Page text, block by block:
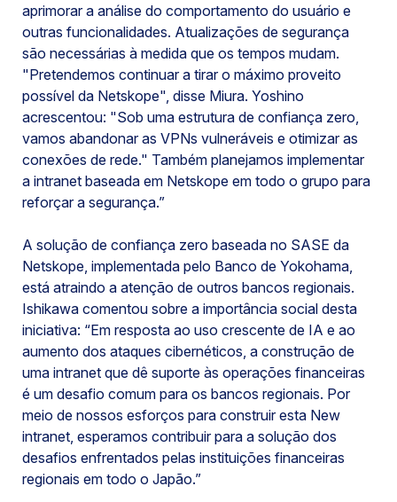
aprimorar a análise do comportamento do usuário e
outras funcionalidades. Atualizações de segurança
são necessárias à medida que os tempos mudam.
"Pretendemos continuar a tirar o máximo proveito
possível da Netskope", disse Miura. Yoshino
acrescentou: "Sob uma estrutura de confiança zero,
vamos abandonar as VPNs vulneráveis e otimizar as
conexões de rede." Também planejamos implementar
a intranet baseada em Netskope em todo o grupo para
reforçar a segurança.”
A solução de confiança zero baseada no SASE da
Netskope, implementada pelo Banco de Yokohama,
está atraindo a atenção de outros bancos regionais.
Ishikawa comentou sobre a importância social desta
iniciativa: “Em resposta ao uso crescente de IA e ao
aumento dos ataques cibernéticos, a construção de
uma intranet que dê suporte às operações financeiras
é um desafio comum para os bancos regionais. Por
meio de nossos esforços para construir esta New
intranet, esperamos contribuir para a solução dos
desafios enfrentados pelas instituições financeiras
regionais em todo o Japão.”